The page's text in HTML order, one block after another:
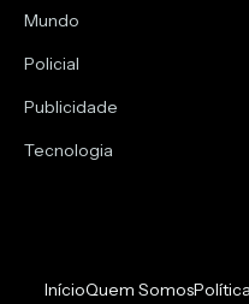
Mundo
Policial
Publicidade
Tecnologia
InícioQuem Somos